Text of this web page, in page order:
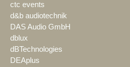
ctc events
d&b audiotechnik
DAS Audio GmbH
dblux
dBTechnologies
DEAplus